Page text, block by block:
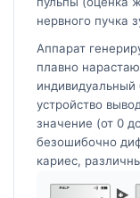
нервного пучка
Аппарат
плавно
индивидуальный
устройство
значение (от 0
безошибочно
кариес,